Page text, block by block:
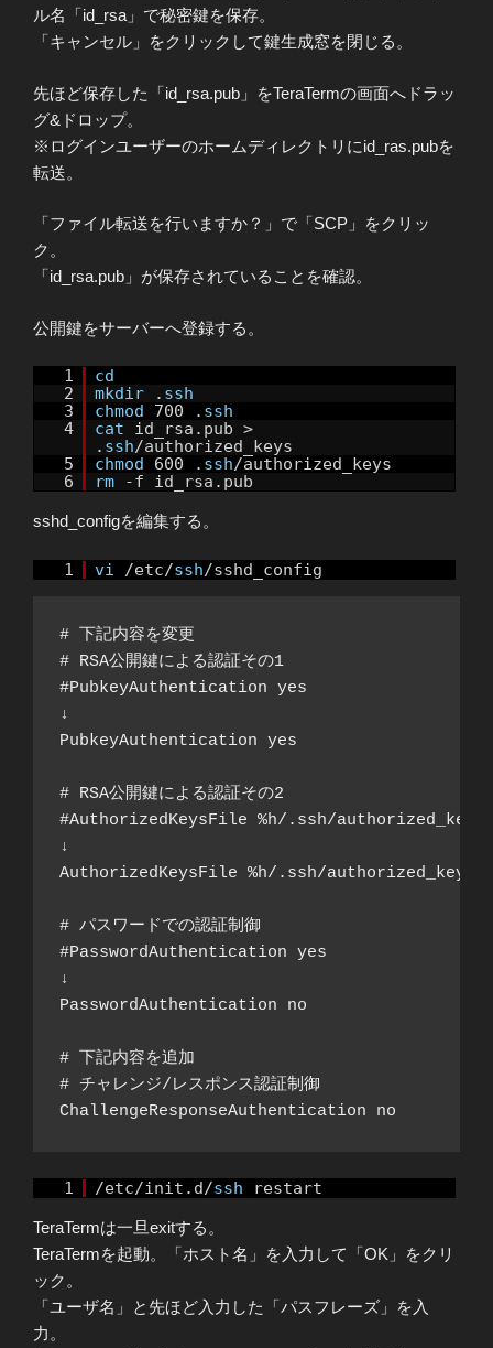
ル名「id_rsa」で秘密鍵を保存。
「キャンセル」をクリックして鍵生成窓を閉じる。
先ほど保存した「id_rsa.pub」をTeraTermの画面へドラッ
グ&ドロップ。
※ログインユーザーのホームディレクトリにid_ras.pubを
転送。
「ファイル転送を行いますか？」で「SCP」をクリッ
ク。
「id_rsa.pub」が保存されていることを確認。
公開鍵をサーバーへ登録する。
1
cd
2
mkdir . ssh
3
chmod 700 . ssh
4
cat
id_rsa.pub >
. ssh/authorized_keys
5
chmod 600 . ssh/authorized_keys
6
rm -f id_rsa.pub
sshd_configを編集する。
1 vi /etc/ssh/sshd_config
# 下記内容を変更
# RSA公開鍵による認証その1
#PubkeyAuthentication yes
↓
PubkeyAuthentication yes
# RSA公開鍵による認証その2
#AuthorizedKeysFile %h/.ssh/authorized_keys
↓
AuthorizedKeysFile %h/.ssh/authorized_keys
# パスワードでの認証制御
#PasswordAuthentication yes
↓
PasswordAuthentication no
# 下記内容を追加
# チャレンジ/レスポンス認証制御
1 /etc/init.d/ssh restart
TeraTermは一旦exitする。
TeraTermを起動。「ホスト名」を入力して「OK」をクリ
ック。
「ユーザ名」と先ほど入力した「パスフレーズ」を入
力。